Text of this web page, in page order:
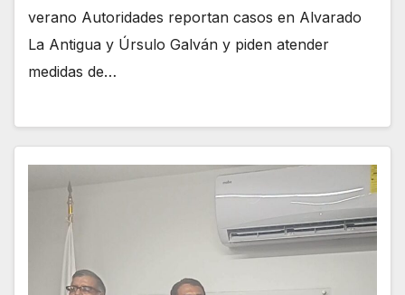
verano Autoridades reportan casos en Alvarado
La Antigua y Úrsulo Galván y piden atender
medidas de…